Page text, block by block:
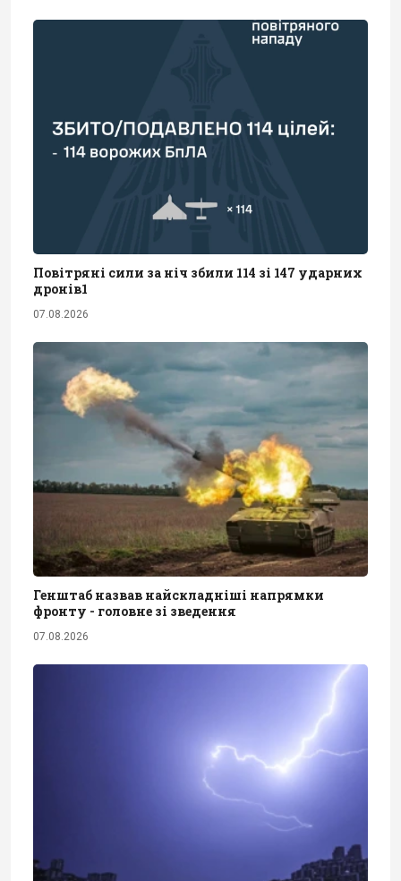
Повітряні сили за ніч збили 114 зі 147 ударних
дронів1
07.08.2026
Генштаб назвав найскладніші напрямки
фронту - головне зі зведення
07.08.2026